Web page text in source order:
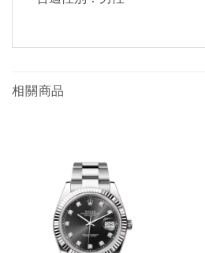
相關商品